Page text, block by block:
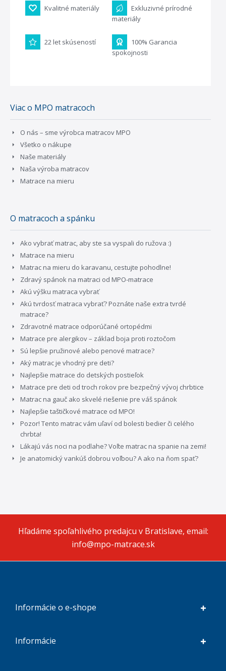
Kvalitné materiály
Exkluzivné prírodné
materiály
22 let skúseností
100% Garancia
spokojnosti
Viac o MPO matracoch
O nás – sme výrobca matracov MPO
Všetko o nákupe
Naše materiály
Naša výroba matracov
Matrace na mieru
O matracoch a spánku
Ako vybrať matrac, aby ste sa vyspali do ružova :)
Matrace na mieru
Matrac na mieru do karavanu, cestujte pohodlne!
Zdravý spánok na matraci od MPO-matrace
Akú výšku matraca vybrať
Akú tvrdosť matraca vybrať? Poznáte naše extra tvrdé
matrace?
Zdravotné matrace odporúčané ortopédmi
Matrace pre alergikov – základ boja proti roztočom
Sú lepšie pružinové alebo penové matrace?
Aký matrac je vhodný pre deti?
Najlepšie matrace do detských postieľok
Matrace pre deti od troch rokov pre bezpečný vývoj chrbtice
Matrac na gauč ako skvelé riešenie pre váš spánok
Najlepšie taštičkové matrace od MPO!
Pozor! Tento matrac vám uľaví od bolesti bedier či celého
chrbta!
Lákajú vás noci na podlahe? Voľte matrac na spanie na zemi!
Je anatomický vankúš dobrou voľbou? A ako na ňom spať?
Hľadáme spoľahlivého predajcu v Bratislave, email:
info@mpo-matrace.sk
Informácie o e-shope
Informácie